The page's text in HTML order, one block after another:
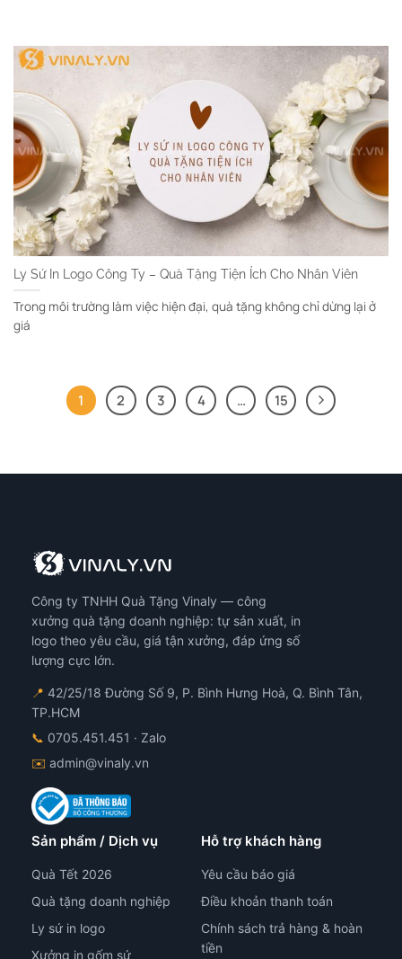
Ly Sứ In Logo Công Ty – Quà Tặng Tiện Ích Cho Nhân Viên
Trong môi trường làm việc hiện đại, quà tặng không chỉ dừng lại ở
giá
1 2 3 4 … 15
Công ty TNHH Quà Tặng Vinaly — công
xưởng quà tặng doanh nghiệp: tự sản xuất, in
logo theo yêu cầu, giá tận xưởng, đáp ứng số
lượng cực lớn.
📍 42/25/18 Đường Số 9, P. Bình Hưng Hoà, Q. Bình Tân,
TP.HCM
📞 0705.451.451 · Zalo
✉️ admin@vinaly.vn
Sản phẩm / Dịch vụ
Quà Tết 2026
Quà tặng doanh nghiệp
Ly sứ in logo
Xưởng in gốm sứ
Hỗ trợ khách hàng
Yêu cầu báo giá
Điều khoản thanh toán
Chính sách trả hàng & hoàn
tiền